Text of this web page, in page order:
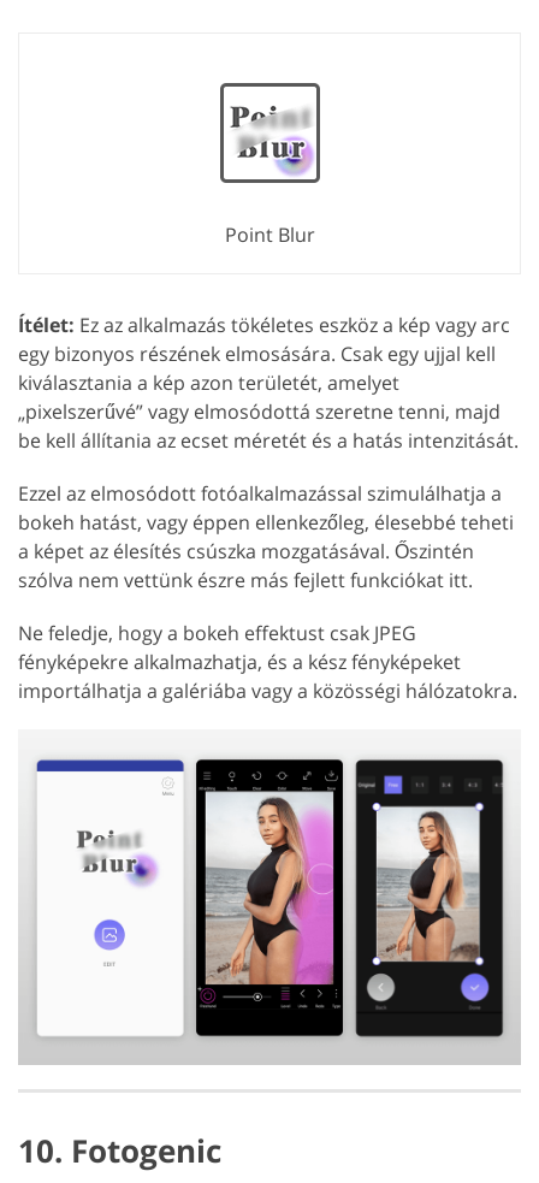
Point Blur
Ítélet: Ez az alkalmazás tökéletes eszköz a kép vagy arc
egy bizonyos részének elmosására. Csak egy ujjal kell
kiválasztania a kép azon területét, amelyet
„pixelszerűvé” vagy elmosódottá szeretne tenni, majd
be kell állítania az ecset méretét és a hatás intenzitását.
Ezzel az elmosódott fotóalkalmazással szimulálhatja a
bokeh hatást, vagy éppen ellenkezőleg, élesebbé teheti
a képet az élesítés csúszka mozgatásával. Őszintén
szólva nem vettünk észre más fejlett funkciókat itt.
Ne feledje, hogy a bokeh effektust csak JPEG
fényképekre alkalmazhatja, és a kész fényképeket
importálhatja a galériába vagy a közösségi hálózatokra.
10. Fotogenic